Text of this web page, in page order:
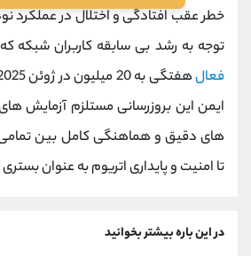
خطر عقب ‌افتادگی و اختلال در عملکرد
توجه به رشد بی ‌سابقه کاربران شبکه
فعال
ایمن این بروزرسانی مستلزم آزمایش
‌های دقیق و هماهنگی کامل بین
تا امنیت و پایداری اتریوم به عنوان
در این باره بیشتر بخوانید